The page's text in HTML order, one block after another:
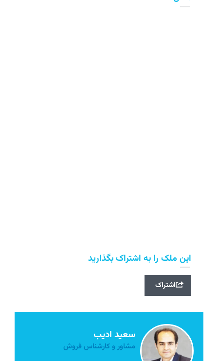
این ملک را به اشتراک بگذارید
اشتراک
سعید ادیب
مشاور و کارشناس فروش